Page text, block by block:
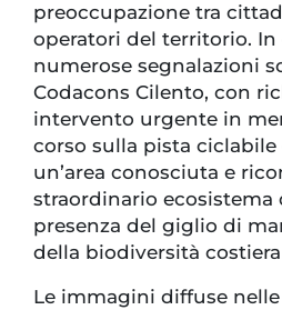
preoccupazione tra
operatori del territorio. In
numerose segnalazioni
Codacons Cilento, con
intervento urgente in
corso sulla pista ciclabile
un’area conosciuta e
straordinario ecosistema
presenza del giglio di
della biodiversità
Le immagini diffuse